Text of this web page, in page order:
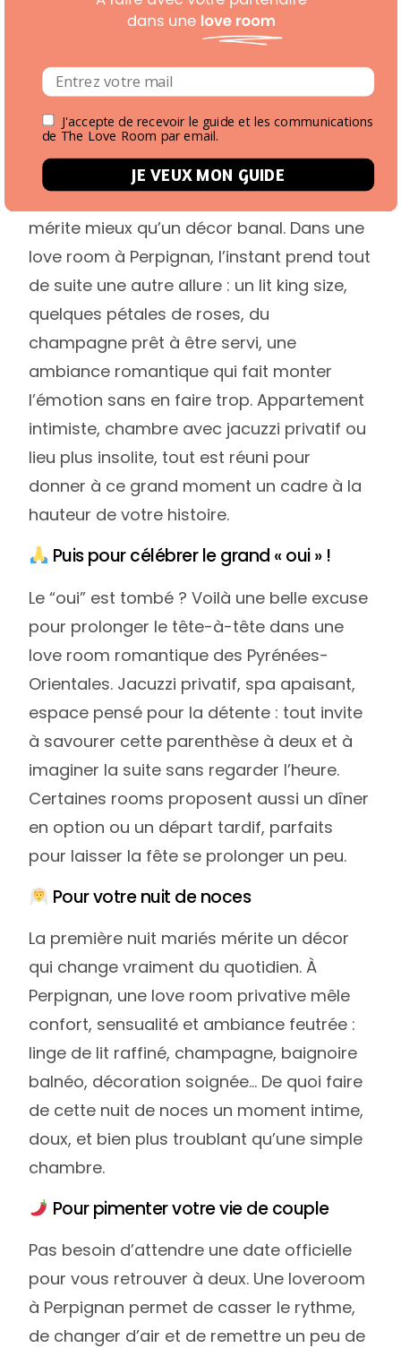
surtout du temps à deux.
5 occasions de réserver un
séjour loveroom
Pour votre demande en mariage ou en
PACS…
mérite mieux qu’un décor banal. Dans une
love room à Perpignan, l’instant prend tout
de suite une autre allure : un lit king size,
quelques pétales de roses, du
champagne prêt à être servi, une
ambiance romantique qui fait monter
l’émotion sans en faire trop. Appartement
intimiste, chambre avec jacuzzi privatif ou
lieu plus insolite, tout est réuni pour
donner à ce grand moment un cadre à la
hauteur de votre histoire.
Puis pour célébrer le grand « oui » !
Le “oui” est tombé ? Voilà une belle excuse
pour prolonger le tête-à-tête dans une
love room romantique des Pyrénées-
Orientales. Jacuzzi privatif, spa apaisant,
espace pensé pour la détente : tout invite
à savourer cette parenthèse à deux et à
imaginer la suite sans regarder l’heure.
Certaines rooms proposent aussi un dîner
en option ou un départ tardif, parfaits
pour laisser la fête se prolonger un peu.
Pour votre nuit de noces
La première nuit mariés mérite un décor
qui change vraiment du quotidien. À
Perpignan, une love room privative mêle
confort, sensualité et ambiance feutrée :
linge de lit raffiné, champagne, baignoire
balnéo, décoration soignée… De quoi faire
de cette nuit de noces un moment intime,
doux, et bien plus troublant qu’une simple
chambre.
Pour pimenter votre vie de couple
Pas besoin d’attendre une date officielle
pour vous retrouver à deux. Une loveroom
à Perpignan permet de casser le rythme,
de changer d’air et de remettre un peu de
JE VEUX MON GUIDE
J'accepte de recevoir le guide et les communications
de The Love Room par email.